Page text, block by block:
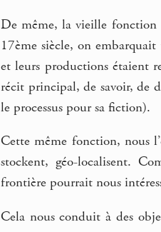
De même, la vieille
17ème siècle, on
et leurs productions étaient
récit principal, de savoir, de
le processus pour sa fiction).
Cette même fonction, nous
stockent, géo-localisent.
frontière pourrait nous
Cela nous conduit à des